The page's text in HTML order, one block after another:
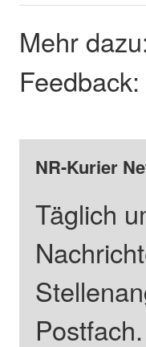
Mehr
Feedback:
NR-Kurier
Täglich
Postfach.